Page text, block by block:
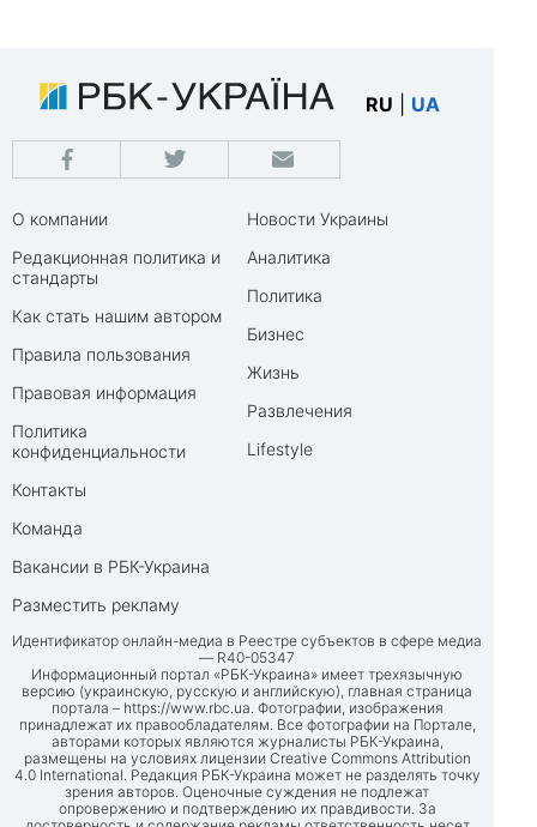
RU UA
О компании
Редакционная политика и
стандарты
Как стать нашим автором
Правила пользования
Правовая информация
Политика
конфиденциальности
Контакты
Команда
Вакансии в РБК-Украина
Разместить рекламу
Новости Украины
Аналитика
Политика
Бизнес
Жизнь
Развлечения
Lifestyle
Идентификатор онлайн-медиа в Реестре субъектов в сфере медиа
— R40-05347
Информационный портал «РБК-Украина» имеет трехязычную
версию (украинскую, русскую и английскую), главная страница
портала – https://www.rbc.ua. Фотографии, изображения
принадлежат их правообладателям. Все фотографии на Портале,
авторами которых являются журналисты РБК-Украина,
размещены на условиях лицензии Creative Commons Attribution
4.0 International. Редакция РБК-Украина может не разделять точку
зрения авторов. Оценочные суждения не подлежат
опровержению и подтверждению их правдивости. За